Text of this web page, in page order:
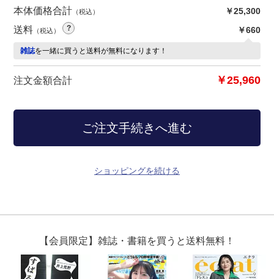
本体価格合計 （税込） ￥25,300
送料 （税込） ￥660
雑誌を一緒に買うと送料が無料になります！
注文金額合計 ￥25,960
ショッピングを続ける
【会員限定】雑誌・書籍を買うと送料無料！